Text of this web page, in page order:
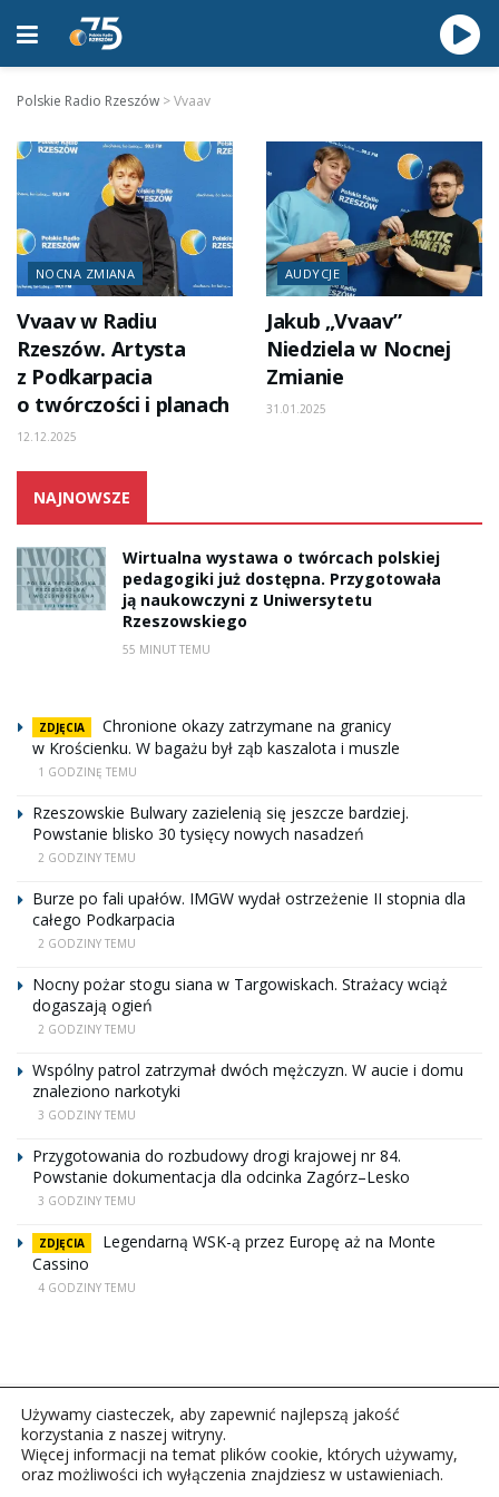
Polskie Radio Rzeszów >Vvaav
NOCNA ZMIANA
Vvaav w Radiu
Rzeszów. Artysta
z Podkarpacia
o twórczości i planach
12.12.2025
AUDYCJE
Jakub „Vvaav”
Niedziela w Nocnej
Zmianie
31.01.2025
NAJNOWSZE
Wirtualna wystawa o twórcach polskiej
pedagogiki już dostępna. Przygotowała
ją naukowczyni z Uniwersytetu
Rzeszowskiego
55 MINUT TEMU
ZDJĘCIA
Chronione okazy zatrzymane na granicy
w Krościenku. W bagażu był ząb kaszalota i muszle
1 GODZINĘ TEMU
Rzeszowskie Bulwary zazielenią się jeszcze bardziej.
Powstanie blisko 30 tysięcy nowych nasadzeń
2 GODZINY TEMU
Burze po fali upałów. IMGW wydał ostrzeżenie II stopnia dla
całego Podkarpacia
2 GODZINY TEMU
Nocny pożar stogu siana w Targowiskach. Strażacy wciąż
dogaszają ogień
2 GODZINY TEMU
Wspólny patrol zatrzymał dwóch mężczyzn. W aucie i domu
znaleziono narkotyki
3 GODZINY TEMU
Przygotowania do rozbudowy drogi krajowej nr 84.
Powstanie dokumentacja dla odcinka Zagórz–Lesko
3 GODZINY TEMU
ZDJĘCIA
Legendarną WSK-ą przez Europę aż na Monte
Cassino
4 GODZINY TEMU
Copyright © 2026Polskie Radio Rzeszów S.A. w likwidacj.
Używamy ciasteczek, aby zapewnić najlepszą jakość
korzystania z naszej witryny.
Więcej informacji na temat plików cookie, których używamy,
oraz możliwości ich wyłączenia znajdziesz w ustawieniach.